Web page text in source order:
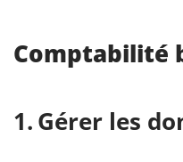
Comptabilité
Gérer les